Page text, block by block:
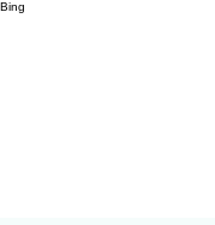
Bing